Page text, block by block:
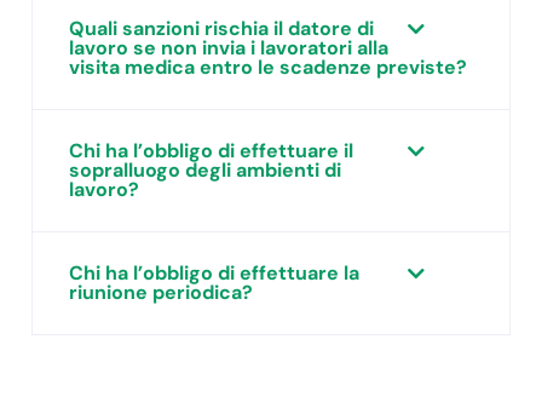
Quali sanzioni rischia il datore di
lavoro se non invia i lavoratori alla
visita medica entro le scadenze previste?
Chi ha l’obbligo di effettuare il
sopralluogo degli ambienti di
lavoro?
Chi ha l’obbligo di effettuare la
riunione periodica?